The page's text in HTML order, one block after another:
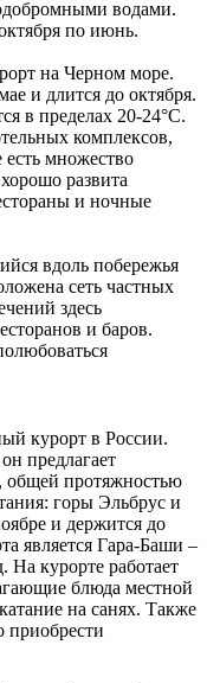
водами.
по июнь.
на Черном море.
и длится до октября.
в пределах 20-24°С.
комплексов,
есть множество
развита
и ночные
вдоль побережья
сеть частных
здесь
и баров.
курорт в России.
предлагает
общей протяжностью
горы Эльбрус и
и держится до
является Гара-Баши –
На курорте работает
блюда местной
на санях. Также
приобрести